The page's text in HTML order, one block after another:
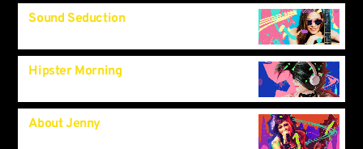
Sound Seduction
Hipster Morning
About Jenny